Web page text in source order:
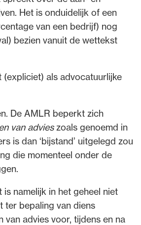
Het is onduidelijk of een
van een bedrijf) nog
bezien vanuit de wettekst
als advocatuurlijke
De AMLR beperkt zich
van advieszoals genoemd in
is dan ‘bijstand’ uitgelegd zou
die momenteel onder de
namelijk in het geheel niet
ter bepaling van diens
advies voor, tijdens en na